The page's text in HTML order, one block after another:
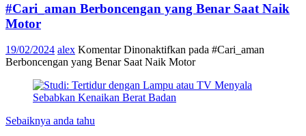
#Cari_aman Berboncengan yang Benar Saat Naik
Motor
19/02/2024 alex Komentar Dinonaktifkan pada #Cari_aman
Berboncengan yang Benar Saat Naik Motor
Sebaiknya anda tahu